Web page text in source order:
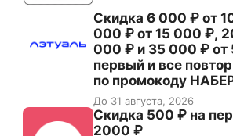
Скидка 6 000 ₽ от
000 ₽ от 15 000 ₽,
000 ₽ и 35 000 ₽ от
первый и все
по промокоду
До 31 августа, 2026
Скидка 500 ₽ на
2000 ₽